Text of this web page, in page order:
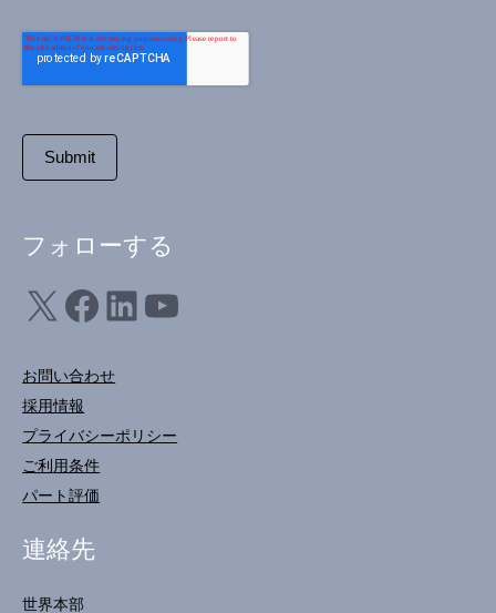
フォローする
X フェイスブックLinkedIn ユーチューブ
お問い合わせ
採用情報
プライバシーポリシー
ご利用条件
パート評価
連絡先
世界本部